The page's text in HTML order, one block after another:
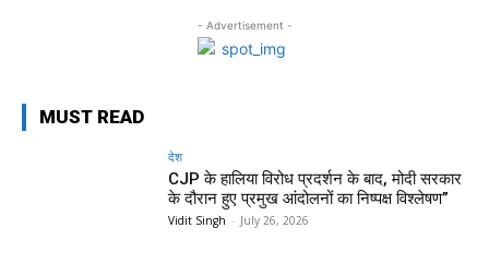
- Advertisement -
MUST READ
देश
CJP के हालिया विरोध प्रदर्शन के बाद, मोदी सरकार
के दौरान हुए प्रमुख आंदोलनों का निष्पक्ष विश्लेषण”
Vidit Singh - July 26, 2026